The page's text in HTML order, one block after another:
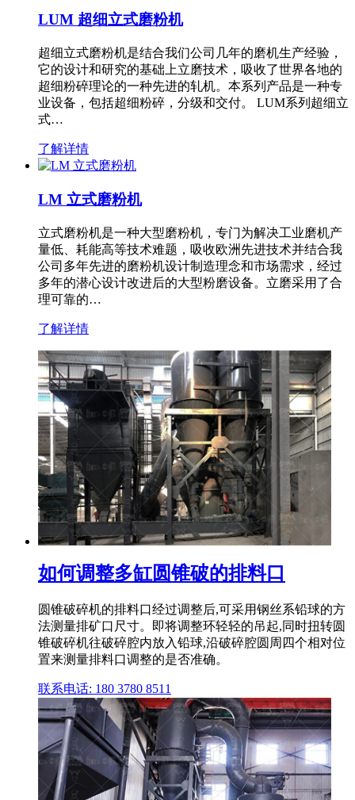
LUM 超细立式磨粉机
超细立式磨粉机是结合我们公司几年的磨机生产经验，
它的设计和研究的基础上立磨技术，吸收了世界各地的
超细粉碎理论的一种先进的轧机。本系列产品是一种专
业设备，包括超细粉碎，分级和交付。 LUM系列超细立
式…
了解详情
LM 立式磨粉机
立式磨粉机是一种大型磨粉机，专门为解决工业磨机产
量低、耗能高等技术难题，吸收欧洲先进技术并结合我
公司多年先进的磨粉机设计制造理念和市场需求，经过
多年的潜心设计改进后的大型粉磨设备。立磨采用了合
理可靠的…
了解详情
如何调整多缸圆锥破的排料口
圆锥破碎机的排料口经过调整后,可采用钢丝系铅球的方
法测量排矿口尺寸。即将调整环轻轻的吊起,同时扭转圆
锥破碎机往破碎腔内放入铅球,沿破碎腔圆周四个相对位
置来测量排料口调整的是否准确。
联系电话: 180 3780 8511